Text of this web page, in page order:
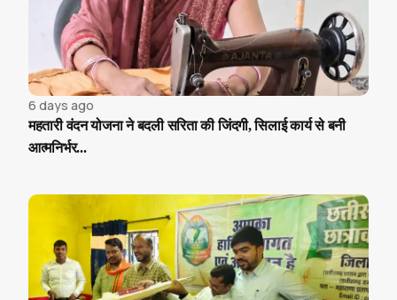
6 days ago
महतारी वंदन योजना ने बदली सरिता की जिंदगी, सिलाई कार्य से बनी
आत्मनिर्भर...